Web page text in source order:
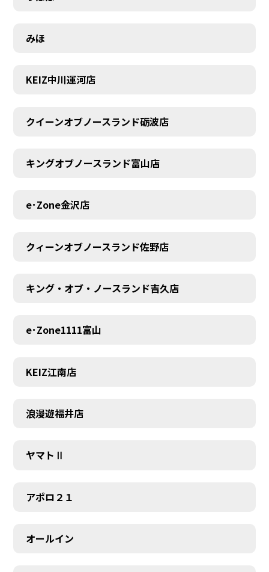
MEMBER
みほ
KEIZ中川運河店
クイーンオブノースランド砺波店
キングオブノースランド富山店
e･Zone金沢店
クィーンオブノースランド佐野店
キング・オブ・ノースランド吉久店
e･Zone1111富山
KEIZ江南店
浪漫遊福井店
ヤマトⅡ
アポロ２１
オールイン